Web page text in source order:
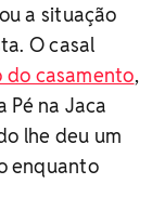
a situação
O casal
do casamento,
Pé na Jaca
lhe deu um
enquanto